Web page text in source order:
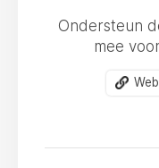
Ondersteun
mee